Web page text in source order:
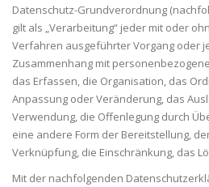
Datenschutz-Grundverordnung
gilt als „Verarbeitung“ jeder mit oder
Verfahren ausgeführter Vorgang oder
Zusammenhang mit
das Erfassen, die Organisation, das
Anpassung oder Veränderung, das
Verwendung, die Offenlegung durch
eine andere Form der Bereitstellung,
Verknüpfung, die Einschränkung, das
Mit der nachfolgenden